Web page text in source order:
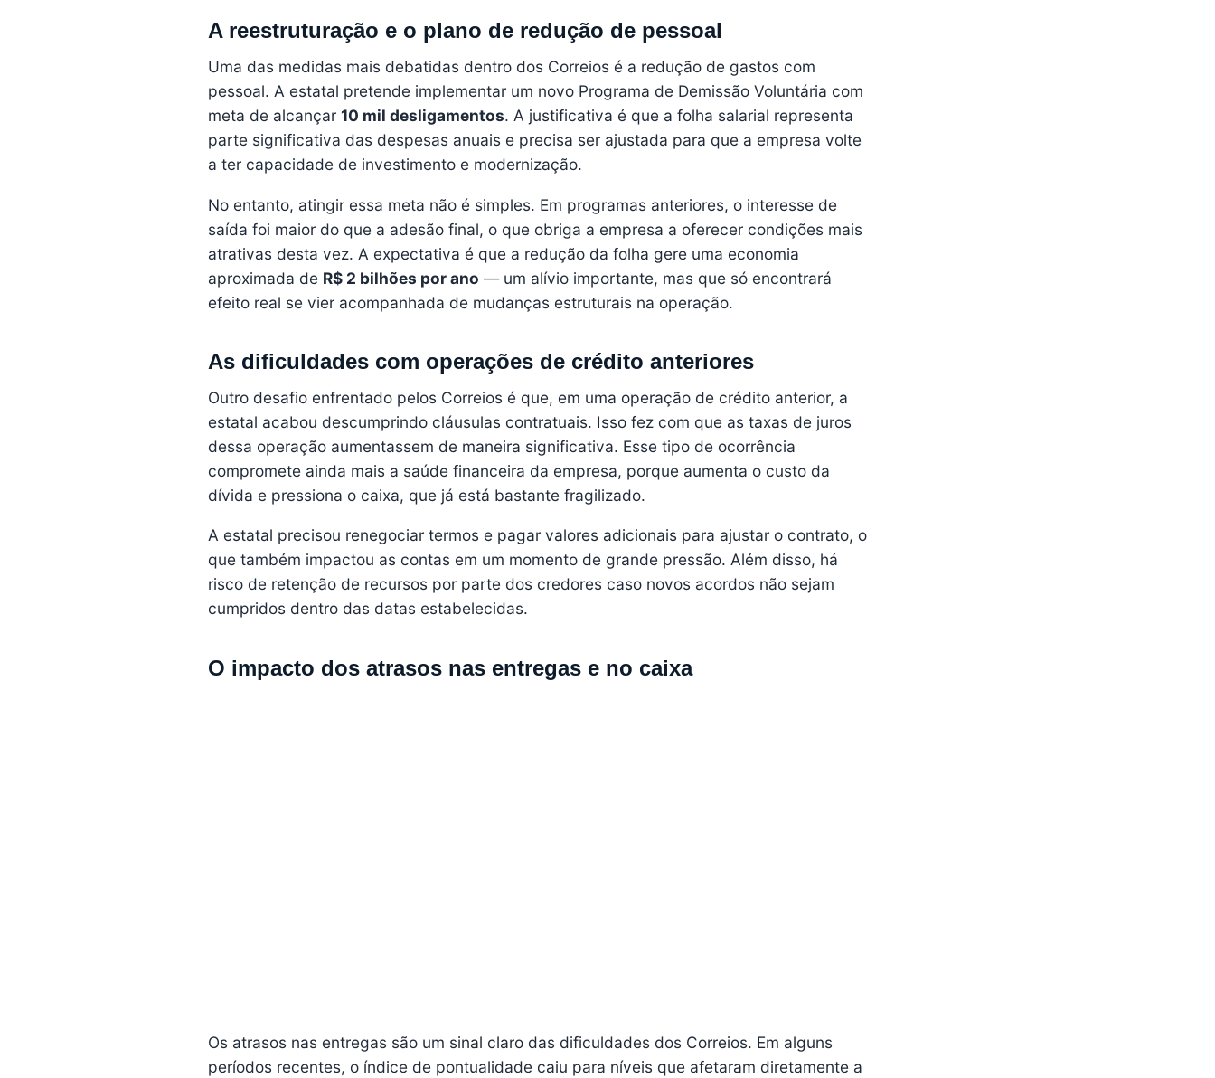
A reestruturação e o plano de redução de pessoal
Uma das medidas mais debatidas dentro dos Correios é a redução de gastos com
pessoal. A estatal pretende implementar um novo Programa de Demissão Voluntária com
meta de alcançar 10 mil desligamentos. A justificativa é que a folha salarial representa
parte significativa das despesas anuais e precisa ser ajustada para que a empresa volte
a ter capacidade de investimento e modernização.
No entanto, atingir essa meta não é simples. Em programas anteriores, o interesse de
saída foi maior do que a adesão final, o que obriga a empresa a oferecer condições mais
atrativas desta vez. A expectativa é que a redução da folha gere uma economia
aproximada de R$ 2 bilhões por ano — um alívio importante, mas que só encontrará
efeito real se vier acompanhada de mudanças estruturais na operação.
As dificuldades com operações de crédito anteriores
Outro desafio enfrentado pelos Correios é que, em uma operação de crédito anterior, a
estatal acabou descumprindo cláusulas contratuais. Isso fez com que as taxas de juros
dessa operação aumentassem de maneira significativa. Esse tipo de ocorrência
compromete ainda mais a saúde financeira da empresa, porque aumenta o custo da
dívida e pressiona o caixa, que já está bastante fragilizado.
A estatal precisou renegociar termos e pagar valores adicionais para ajustar o contrato, o
que também impactou as contas em um momento de grande pressão. Além disso, há
risco de retenção de recursos por parte dos credores caso novos acordos não sejam
cumpridos dentro das datas estabelecidas.
O impacto dos atrasos nas entregas e no caixa
Os atrasos nas entregas são um sinal claro das dificuldades dos Correios. Em alguns
períodos recentes, o índice de pontualidade caiu para níveis que afetaram diretamente a